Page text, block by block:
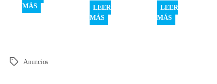
MÁS
LEER
MÁS
LEER
MÁS
EtiquetasAnuncios